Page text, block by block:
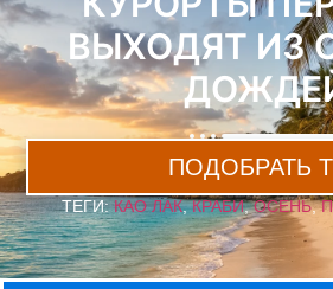
ВЫХОДЯТ ИЗ
ПОДОБРАТЬ
ТЕГИ:КАО ЛАК,КРАБИ,ОСЕНЬ,